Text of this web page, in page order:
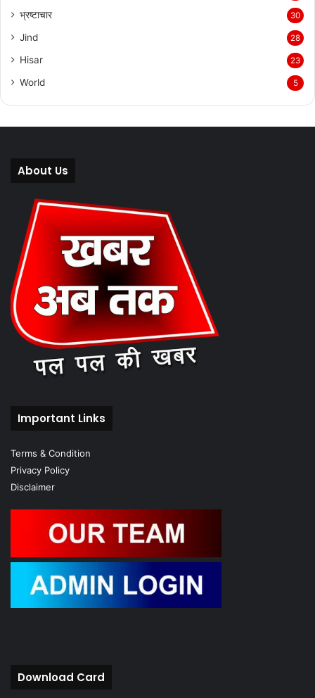
भ्रष्टाचार 30
Jind 28
Hisar 23
World 5
About Us
Important Links
Terms & Condition
Privacy Policy
Disclaimer
Download Card